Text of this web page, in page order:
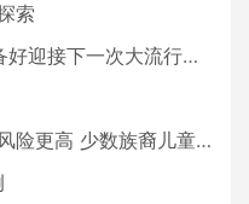
索
接下一次大流行了吗？
高 少数族裔儿童存在差异